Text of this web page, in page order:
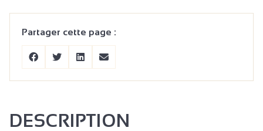
Partager cette page :
DESCRIPTION